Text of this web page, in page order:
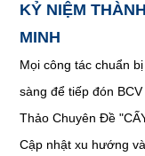
KỶ NIỆM
MINH
Mọi công tác chuẩn
sàng để tiếp đón
Thảo Chuyên Đề
Cập nhật xu hướng